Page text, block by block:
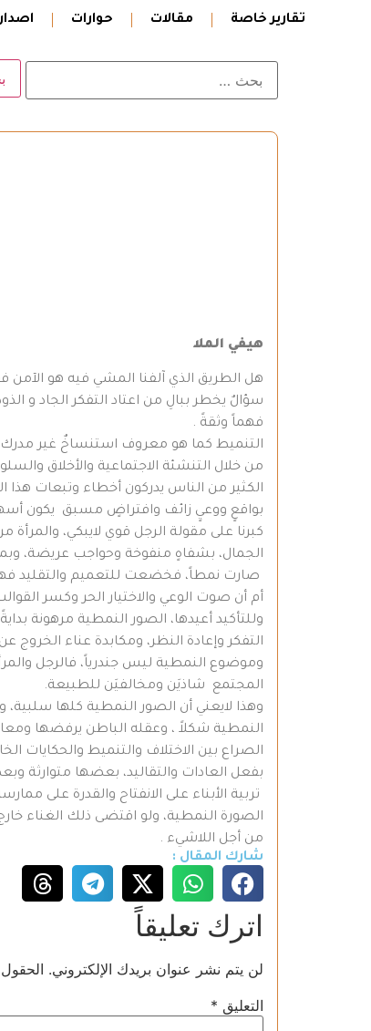
تقارير خاصة مقالات حوارات
هيفي الملا
هل الطريق الذي آلفنا المشي فيه هو الآمن
سؤالٌ يخطر ببالِ من اعتاد التفكر الجاد و
فهماً وثقةً .
التنميط كما هو معروف استنساخٌ غير مدرك
من خلال التنشئة الاجتماعية والأخلاق
الكثير من الناس يدركون أخطاء وتبعات هذا
بواقعٍ ووعيٍ زائف وافتراضٍ مسبق يكون
كبرنا على مقولة الرجل قوي لايبكي،
الجمال، بشفاهٍ منفوخة وحواجب عريضة،
صارت نمطاً، فخضعت للتعميم والتقليد
أم أن صوت الوعي والاختيار الحر وكسر
وللتأكيد أعيدها، الصور النمطية مرهونة
التفكر وإعادة النظر، ومكابدة عناء الخروج
وموضوع النمطية ليس جندرياً، فالرجل
المجتمع شاذيَن ومخالفيَن للطبيعة.
وهذا لايعني أن الصور النمطية كلها سلبية،
النمطية شكلاً ، وعقله الباطن يرفضها
الصراع بين الاختلاف والتنميط والحكايات
بفعل العادات والتقاليد، بعضها
تربية الأبناء على الانفتاح والقدرة على
الصورة النمطية، ولو اقتضى ذلك الغناء
من أجل اللاشيء .
شارك المقال :
اترك تعليقاً
لن يتم نشر عنوان بريدك الإلكتروني. الحقول
التعليق *